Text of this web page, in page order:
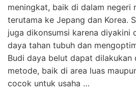
meningkat, baik di dalam negeri
terutama ke Jepang dan Korea.
juga dikonsumsi karena diyakini
daya tahan tubuh dan
Budi daya belut dapat dilakukan
metode, baik di area luas
cocok untuk usaha …